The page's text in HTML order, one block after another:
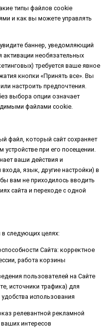
типы файлов cookie
и как вы можете управлять
баннер, уведомляющий
необязательных
требуется ваше явное
кнопки «Принять все». Вы
настроить предпочтения.
выбора опции означает
файлами cookie.
файл, который сайт сохраняет
при его посещении.
ваши действия и
язык, другие настройки) в
вам не приходилось вводить
сайта и переходе с одной
следующих целях:
Сайта: корректное
работа корзины
пользователей на Сайте
источники трафика) для
использования
релевантной рекламной
интересов